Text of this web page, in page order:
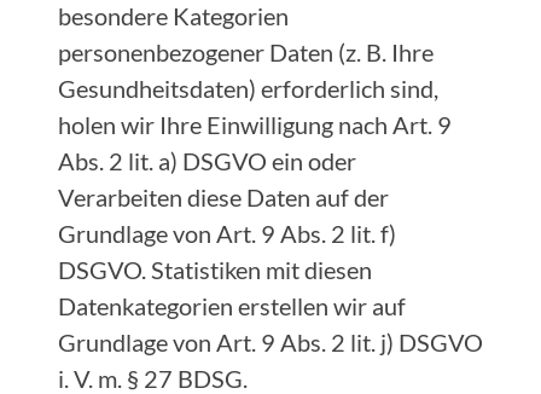
besondere Kategorien
personenbezogener Daten (z. B. Ihre
Gesundheitsdaten) erforderlich sind,
holen wir Ihre Einwilligung nach Art. 9
Abs. 2 lit. a) DSGVO ein oder
Verarbeiten diese Daten auf der
Grundlage von Art. 9 Abs. 2 lit. f)
DSGVO. Statistiken mit diesen
Datenkategorien erstellen wir auf
Grundlage von Art. 9 Abs. 2 lit. j) DSGVO
i. V. m. § 27 BDSG.